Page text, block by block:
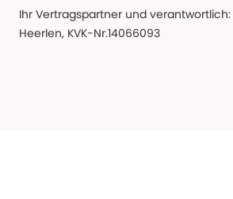
Ihr Vertragspartner und verantwortlich:
Heerlen, KVK-Nr.14066093